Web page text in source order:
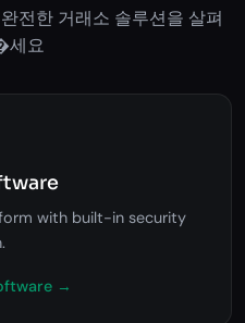
전한 거래소 솔루션을 살펴
요
with built-in security
→